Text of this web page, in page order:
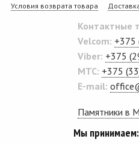
Условия возврата товара
Контактные
Velcom: +375
Viber: +375
MTC: +375
E-mail:
Памятники в
Мы принимаем: